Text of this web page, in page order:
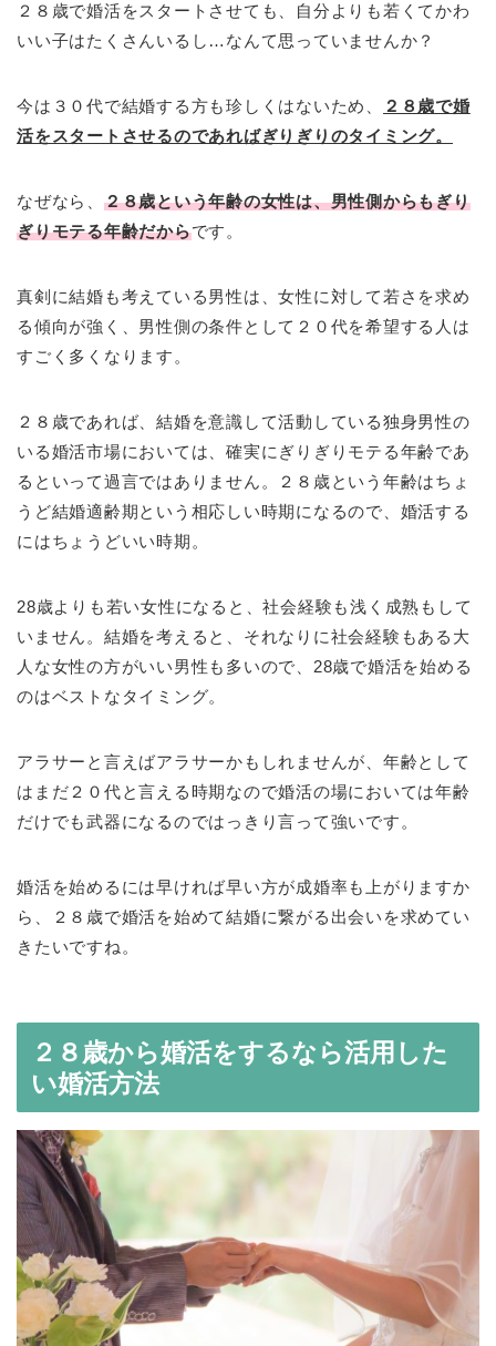
２８歳で婚活をスタートさせても、自分よりも若くてかわ
いい子はたくさんいるし…なんて思っていませんか？
今は３０代で結婚する方も珍しくはないため、
２８歳で婚
活をスタートさせるのであればぎりぎりのタイミング。
なぜなら、 ２８歳という年齢の女性は、男性側からもぎり
ぎりモテる年齢だからです。
真剣に結婚も考えている男性は、女性に対して若さを求め
る傾向が強く、男性側の条件として２０代を希望する人は
すごく多くなります。
２８歳であれば、結婚を意識して活動している独身男性の
いる婚活市場においては、確実にぎりぎりモテる年齢であ
るといって過言ではありません。２８歳という年齢はちょ
うど結婚適齢期という相応しい時期になるので、婚活する
にはちょうどいい時期。
28歳よりも若い女性になると、社会経験も浅く成熟もして
いません。結婚を考えると、それなりに社会経験もある大
人な女性の方がいい男性も多いので、28歳で婚活を始める
のはベストなタイミング。
アラサーと言えばアラサーかもしれませんが、年齢として
はまだ２０代と言える時期なので婚活の場においては年齢
だけでも武器になるのではっきり言って強いです。
婚活を始めるには早ければ早い方が成婚率も上がりますか
ら、２８歳で婚活を始めて結婚に繋がる出会いを求めてい
きたいですね。
２８歳から婚活をするなら活用した
い婚活方法